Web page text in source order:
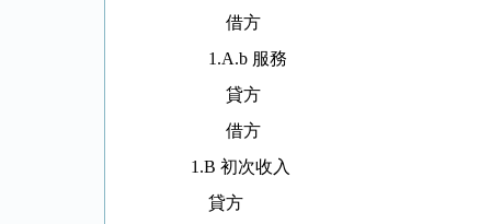
借方
1.A.b 服務
貸方
借方
1.B 初次收入
貸方